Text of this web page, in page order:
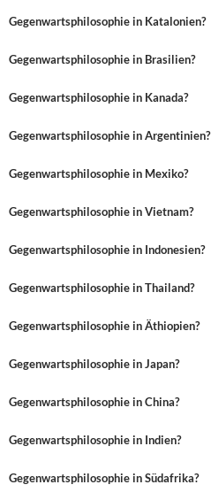
Gegenwartsphilosophie in Katalonien?
Gegenwartsphilosophie in Brasilien?
Gegenwartsphilosophie in Kanada?
Gegenwartsphilosophie in Argentinien?
Gegenwartsphilosophie in Mexiko?
Gegenwartsphilosophie in Vietnam?
Gegenwartsphilosophie in Indonesien?
Gegenwartsphilosophie in Thailand?
Gegenwartsphilosophie in Äthiopien?
Gegenwartsphilosophie in Japan?
Gegenwartsphilosophie in China?
Gegenwartsphilosophie in Indien?
Gegenwartsphilosophie in Südafrika?